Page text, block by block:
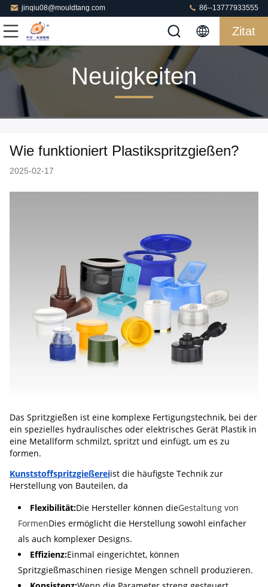
jinqiu08@mouldtang.com 86--13777933555
Zitat
Neuigkeiten
Wie funktioniert Plastikspritzgießen?
2025-02-17
Das Spritzgießen ist eine komplexe Fertigungstechnik, bei der
ein spezielles hydraulisches oder elektrisches Gerät Plastik in
eine Metallform schmilzt, spritzt und einfügt, um es zu
formen.
Kunststoffspritzgießereiist die häufigste Technik zur
Herstellung von Bauteilen, da
Flexibilität:Die Hersteller können dieGestaltung von
FormenDies ermöglicht die Herstellung sowohl einfacher
als auch komplexer Designs.
Effizienz:Einmal eingerichtet, können
Spritzgießmaschinen riesige Mengen schnell produzieren.